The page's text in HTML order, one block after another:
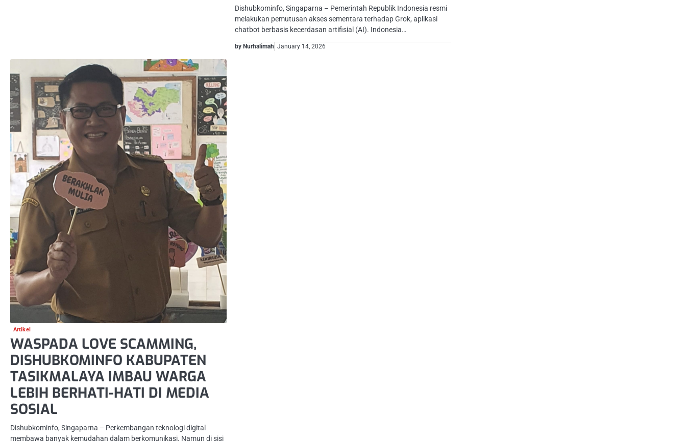
Dishubkominfo, Singaparna – Pemerintah Republik Indonesia resmi
melakukan pemutusan akses sementara terhadap Grok, aplikasi
chatbot berbasis kecerdasan artifisial (AI). Indonesia…
by Nurhalimah January 14, 2026
Artikel
WASPADA LOVE SCAMMING,
DISHUBKOMINFO KABUPATEN
TASIKMALAYA IMBAU WARGA
LEBIH BERHATI-HATI DI MEDIA
SOSIAL
Dishubkominfo, Singaparna – Perkembangan teknologi digital
membawa banyak kemudahan dalam berkomunikasi. Namun di sisi